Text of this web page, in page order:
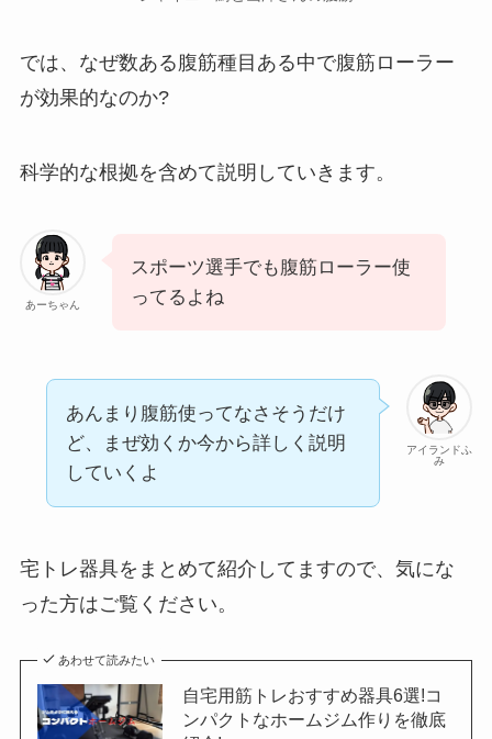
では、なぜ数ある腹筋種目ある中で腹筋ローラー
が効果的なのか?
科学的な根拠を含めて説明していきます。
あーちゃん
スポーツ選手でも腹筋ローラー使
ってるよね
アイランドふ
み
あんまり腹筋使ってなさそうだけ
ど、まぜ効くか今から詳しく説明
していくよ
宅トレ器具をまとめて紹介してますので、気にな
った方はご覧ください。
あわせて読みたい
自宅用筋トレおすすめ器具6選!コ
ンパクトなホームジム作りを徹底